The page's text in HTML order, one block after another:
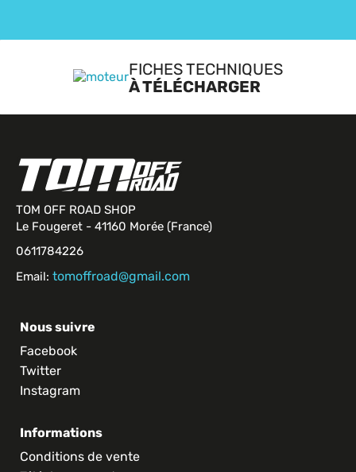
FICHES TECHNIQUES
À TÉLÉCHARGER
Informations
Conditions de vente
Nous suivre
Facebook
Twitter
Instagram
TOM OFF ROAD SHOP
Le Fougeret - 41160 Morée (France)
0611784226
Email: tomoffroad@gmail.com